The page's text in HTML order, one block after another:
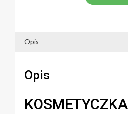
Opis
Opis
KOSMETYCZKA